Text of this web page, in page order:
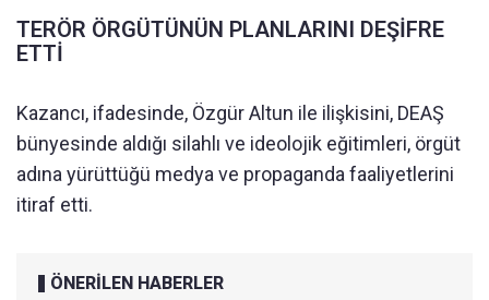
TERÖR ÖRGÜTÜNÜN PLANLARINI DEŞİFRE
ETTİ
Kazancı, ifadesinde, Özgür Altun ile ilişkisini, DEAŞ
bünyesinde aldığı silahlı ve ideolojik eğitimleri, örgüt
adına yürüttüğü medya ve propaganda faaliyetlerini
itiraf etti.
ÖNERİLEN HABERLER